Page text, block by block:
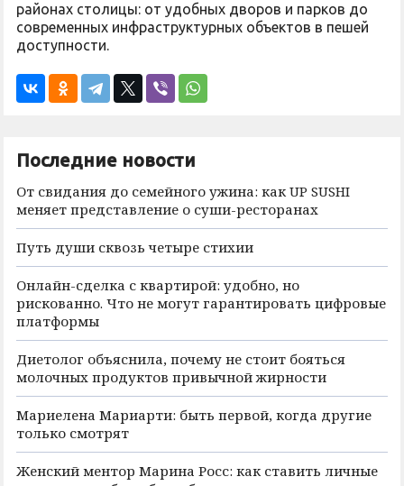
районах столицы: от удобных дворов и парков до
современных инфраструктурных объектов в пешей
доступности.
Последние новости
От свидания до семейного ужина: как UP SUSHI
меняет представление о суши-ресторанах
Путь души сквозь четыре стихии
Онлайн-сделка с квартирой: удобно, но
рискованно. Что не могут гарантировать цифровые
платформы
Диетолог объяснила, почему не стоит бояться
молочных продуктов привычной жирности
Мариелена Мариарти: быть первой, когда другие
только смотрят
Женский ментор Марина Росс: как ставить личные